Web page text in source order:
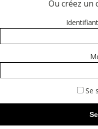
Ou créez un
Se